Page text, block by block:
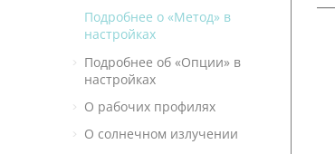
Подробнее о «Метод» в
настройках
Подробнее об «Опции» в
настройках
О рабочих профилях
О солнечном излучении